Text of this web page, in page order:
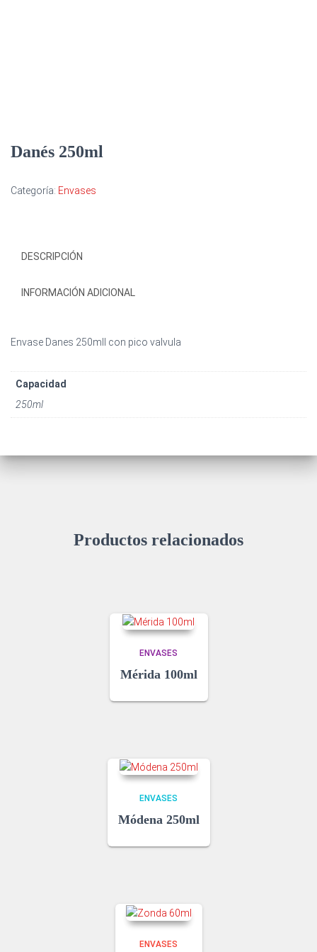
Danés 250ml
Categoría: Envases
DESCRIPCIÓN
INFORMACIÓN ADICIONAL
Envase Danes 250mll con pico valvula
Capacidad
250ml
Productos relacionados
ENVASES
Mérida 100ml
ENVASES
Módena 250ml
ENVASES